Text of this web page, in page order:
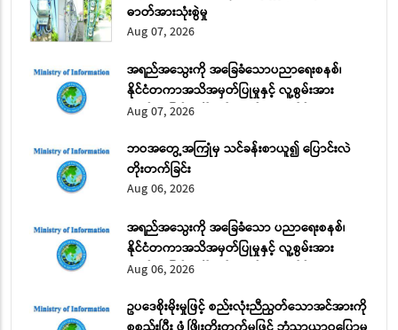
ဓာတ်အားသုံးစွဲမှု
Aug 07, 2026
အရည်အသွေးကို အခြေခံသောပညာရေးစနစ်၊
နိုင်ငံတကာအသိအမှတ်ပြုမှုနှင့် လူ့စွမ်းအား
အရင်းအမြစ် ဖွံ့ဖြိုးတိုးတက်ရေး အပိုင်း (၂)
Aug 07, 2026
ဘဝအတွေ့အကြုံမှ သင်ခန်းစာယူ၍ ပြောင်းလဲ
တိုးတက်ခြင်း
Aug 06, 2026
အရည်အသွေးကို အခြေခံသော ပညာရေးစနစ်၊
နိုင်ငံတကာအသိအမှတ်ပြုမှုနှင့် လူ့စွမ်းအား
အရင်းအမြစ် ဖွံ့ဖြိုးတိုးတက်ရေး အပိုင်း (၁)
Aug 06, 2026
ဥပဒေစိုးမိုးမှုဖြင့် စည်းလုံးညီညွတ်သောအင်အားကို